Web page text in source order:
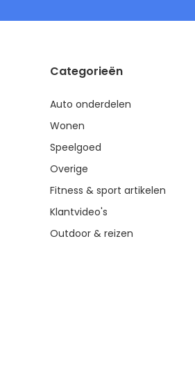
Categorieën
Auto onderdelen
Wonen
Speelgoed
Overige
Fitness & sport artikelen
Klantvideo's
Outdoor & reizen